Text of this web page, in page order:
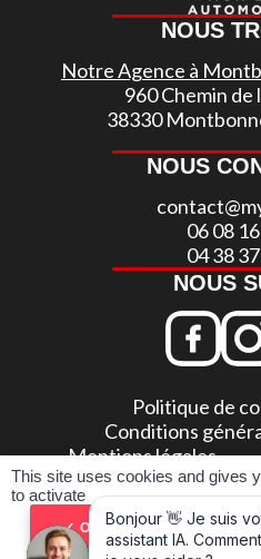
NOUS
Notre Agence à
960 Chemin de
38330
NOUS
06 08
04 38
NOUS
Politique de
Conditions
Mentions légales
Pour les trajets courts,
This site uses cookies and gives
to activate
OK, ACCEPT ALL